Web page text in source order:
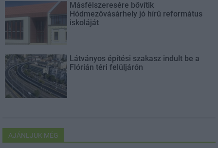
Másfélszeresére bővítik
Hódmezővásárhely jó hírű református
iskoláját
Látványos építési szakasz indult be a
Flórián téri felüljárón
AJÁNLJUK MÉG